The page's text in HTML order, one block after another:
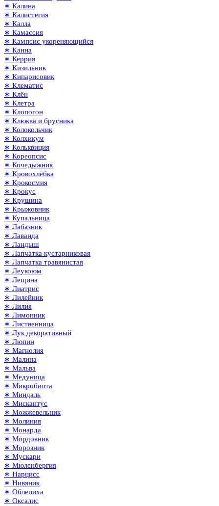
∗ Калина
∗ Калистегия
∗ Калла
∗ Камассия
∗ Кампсис укореняющийся
∗ Канна
∗ Керрия
∗ Кизильник
∗ Кипарисовик
∗ Клематис
∗ Клён
∗ Клетра
∗ Клопогон
∗ Клюква и брусника
∗ Колокольчик
∗ Колхикум
∗ Кольквиция
∗ Кореопсис
∗ Кочедыжник
∗ Кровохлёбка
∗ Крокосмия
∗ Крокус
∗ Крушина
∗ Крыжовник
∗ Купальница
∗ Лабазник
∗ Лаванда
∗ Ландыш
∗ Лапчатка кустарниковая
∗ Лапчатка травянистая
∗ Леукоюм
∗ Лещина
∗ Лиатрис
∗ Лилейник
∗ Лилия
∗ Лимонник
∗ Лиственница
∗ Лук декоративный
∗ Люпин
∗ Магнолия
∗ Малина
∗ Мальва
∗ Медуница
∗ Микробиота
∗ Миндаль
∗ Мискантус
∗ Можжевельник
∗ Молиния
∗ Монарда
∗ Мордовник
∗ Морозник
∗ Мускари
∗ Мюленбергия
∗ Нарцисс
∗ Нивяник
∗ Облепиха
∗ Оксалис